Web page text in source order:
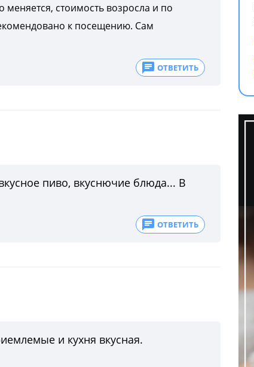
стоимость возросла и по
к посещению. Сам
ОТВЕТИТЬ
пиво, вкуснючие блюда... В
ОТВЕТИТЬ
и кухня вкусная.